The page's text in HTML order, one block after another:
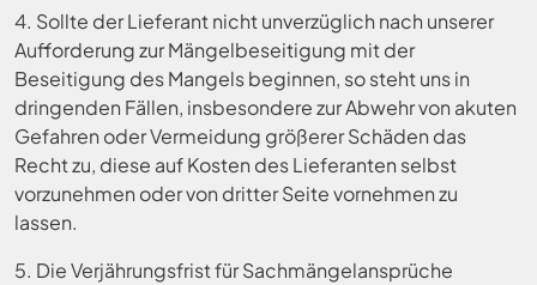
4. Sollte der Lieferant nicht unverzüglich nach unserer
Aufforderung zur Mängelbeseitigung mit der
Beseitigung des Mangels beginnen, so steht uns in
dringenden Fällen, insbesondere zur Abwehr von akuten
Gefahren oder Vermeidung größerer Schäden das
Recht zu, diese auf Kosten des Lieferanten selbst
vorzunehmen oder von dritter Seite vornehmen zu
lassen.
5. Die Verjährungsfrist für Sachmängelansprüche